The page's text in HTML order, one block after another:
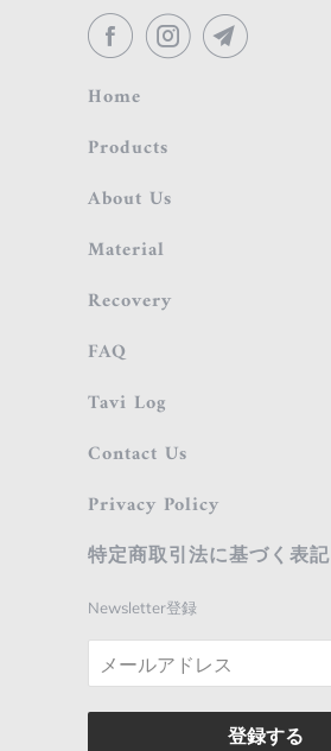
Home
Products
About Us
Material
Recovery
FAQ
Tavi Log
Contact Us
Privacy Policy
特定商取引法に基づく表記
Newsletter登録